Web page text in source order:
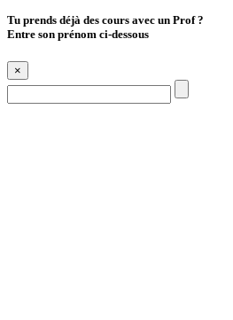
Tu prends déjà des cours avec un Prof ?
Entre son prénom ci-dessous
×